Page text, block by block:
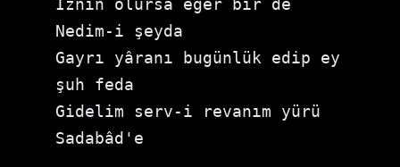
İznin olursa eğer bir de
Nedim-i şeyda
Gayrı yâranı bugünlük edip ey
şuh feda
Gidelim serv-i revanım yürü
Sadabâd'e